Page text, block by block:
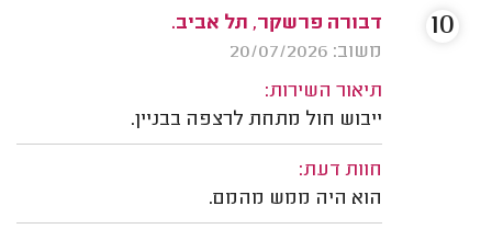
דבורה פרשקר, תל אביב.
משוב: 20/07/2026
תיאור השירות:
ייבוש חול מתחת לרצפה בבניין.
חוות דעת:
הוא היה ממש מהמם.
10